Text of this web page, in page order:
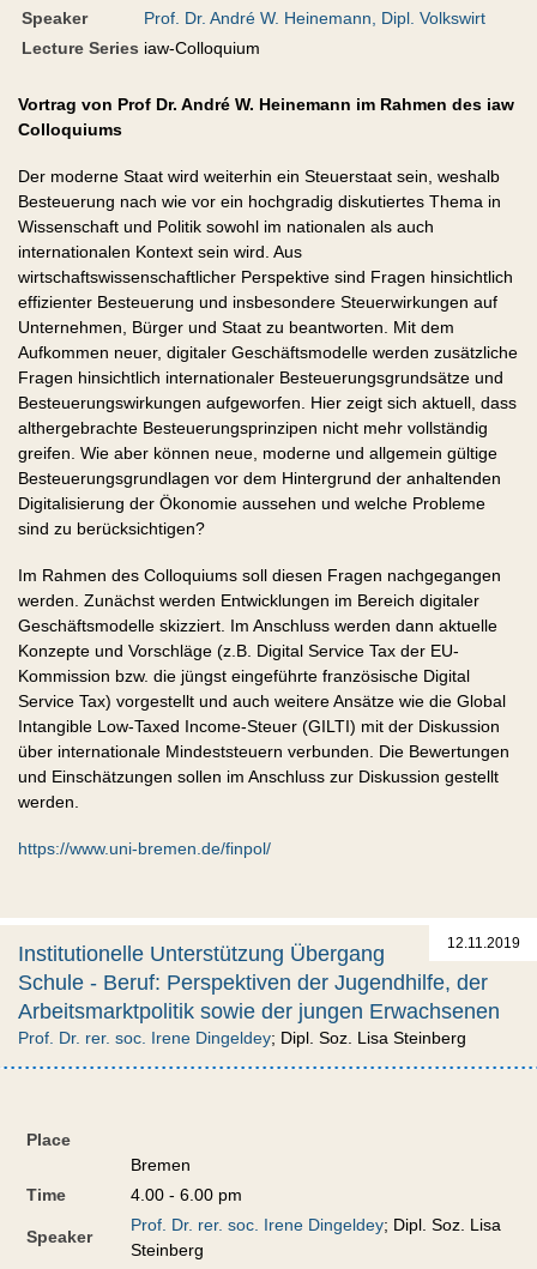
Speaker
Prof. Dr. André W. Heinemann, Dipl. Volkswirt
Lecture Series iaw-Colloquium
Vortrag von Prof Dr. André W. Heinemann im Rahmen des iaw
Colloquiums
Der moderne Staat wird weiterhin ein Steuerstaat sein, weshalb
Besteuerung nach wie vor ein hochgradig diskutiertes Thema in
Wissenschaft und Politik sowohl im nationalen als auch
internationalen Kontext sein wird. Aus
wirtschaftswissenschaftlicher Perspektive sind Fragen hinsichtlich
effizienter Besteuerung und insbesondere Steuerwirkungen auf
Unternehmen, Bürger und Staat zu beantworten. Mit dem
Aufkommen neuer, digitaler Geschäftsmodelle werden zusätzliche
Fragen hinsichtlich internationaler Besteuerungsgrundsätze und
Besteuerungswirkungen aufgeworfen. Hier zeigt sich aktuell, dass
althergebrachte Besteuerungsprinzipen nicht mehr vollständig
greifen. Wie aber können neue, moderne und allgemein gültige
Besteuerungsgrundlagen vor dem Hintergrund der anhaltenden
Digitalisierung der Ökonomie aussehen und welche Probleme
sind zu berücksichtigen?
Im Rahmen des Colloquiums soll diesen Fragen nachgegangen
werden. Zunächst werden Entwicklungen im Bereich digitaler
Geschäftsmodelle skizziert. Im Anschluss werden dann aktuelle
Konzepte und Vorschläge (z.B. Digital Service Tax der EU-
Kommission bzw. die jüngst eingeführte französische Digital
Service Tax) vorgestellt und auch weitere Ansätze wie die Global
Intangible Low-Taxed Income-Steuer (GILTI) mit der Diskussion
über internationale Mindeststeuern verbunden. Die Bewertungen
und Einschätzungen sollen im Anschluss zur Diskussion gestellt
werden.
https://www.uni-bremen.de/finpol/
12.11.2019
Institutionelle Unterstützung Übergang
Schule - Beruf: Perspektiven der Jugendhilfe, der
Arbeitsmarktpolitik sowie der jungen Erwachsenen
Prof. Dr. rer. soc. Irene Dingeldey; Dipl. Soz. Lisa Steinberg
Place
Bremen
Time
4.00 - 6.00 pm
Speaker
Prof. Dr. rer. soc. Irene Dingeldey; Dipl. Soz. Lisa
Steinberg